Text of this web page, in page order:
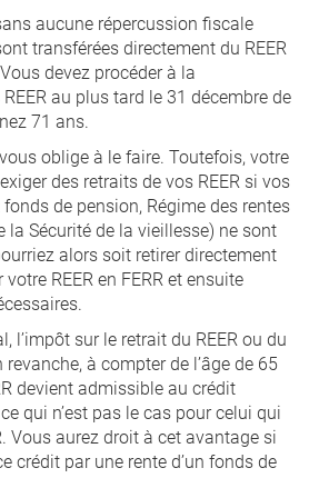
aucune répercussion fiscale
transférées directement du REER
devez procéder à la
au plus tard le 31 décembre de
71 ans.
oblige à le faire. Toutefois, votre
des retraits de vos REER si vos
de pension, Régime des rentes
la Sécurité de la vieillesse) ne sont
alors soit retirer directement
REER en FERR et ensuite
l’impôt sur le retrait du REER ou du
revanche, à compter de l’âge de 65
devient admissible au crédit
qui n’est pas le cas pour celui qui
Vous aurez droit à cet avantage si
crédit par une rente d’un fonds de